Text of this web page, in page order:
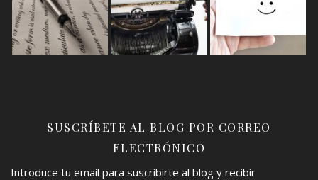
SUSCRÍBETE AL BLOG POR CORREO
ELECTRÓNICO
Introduce tu email para suscribirte al blog y recibir